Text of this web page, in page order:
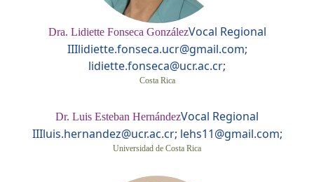
Dra. Lidiette Fonseca GonzálezVocal Regional
IIIlidiette.fonseca.ucr@gmail.com;
lidiette.fonseca@ucr.ac.cr;
Costa Rica
Dr. Luis Esteban HernándezVocal Regional
IIIluis.hernandez@ucr.ac.cr; lehs11@gmail.com;
Universidad de Costa Rica